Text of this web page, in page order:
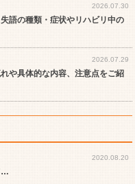
2026.07.30
語の種類・症状やリハビリ中の
2026.07.29
や具体的な内容、注意点をご紹
2020.08.20
…